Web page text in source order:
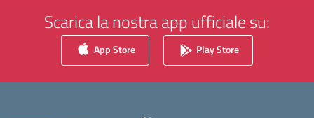
Scarica la nostra app ufficiale su:
App Store Play Store